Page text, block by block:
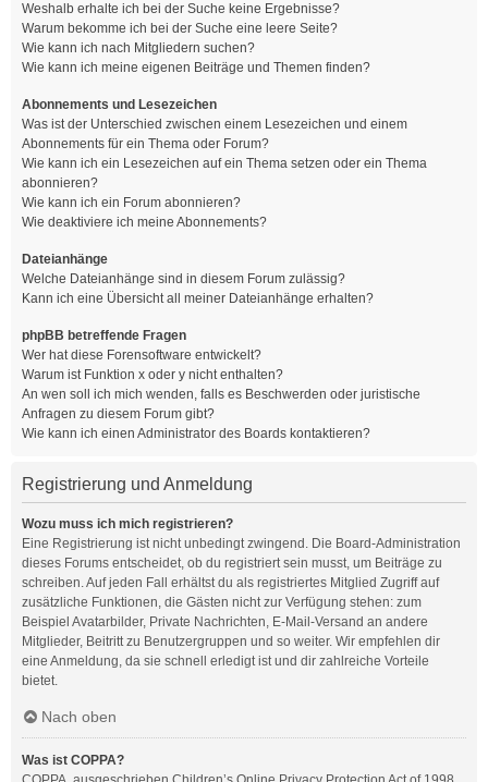
Weshalb erhalte ich bei der Suche keine Ergebnisse?
Warum bekomme ich bei der Suche eine leere Seite?
Wie kann ich nach Mitgliedern suchen?
Wie kann ich meine eigenen Beiträge und Themen finden?
Abonnements und Lesezeichen
Was ist der Unterschied zwischen einem Lesezeichen und einem
Abonnements für ein Thema oder Forum?
Wie kann ich ein Lesezeichen auf ein Thema setzen oder ein Thema
abonnieren?
Wie kann ich ein Forum abonnieren?
Wie deaktiviere ich meine Abonnements?
Dateianhänge
Welche Dateianhänge sind in diesem Forum zulässig?
Kann ich eine Übersicht all meiner Dateianhänge erhalten?
phpBB betreffende Fragen
Wer hat diese Forensoftware entwickelt?
Warum ist Funktion x oder y nicht enthalten?
An wen soll ich mich wenden, falls es Beschwerden oder juristische
Anfragen zu diesem Forum gibt?
Wie kann ich einen Administrator des Boards kontaktieren?
Registrierung und Anmeldung
Wozu muss ich mich registrieren?
Eine Registrierung ist nicht unbedingt zwingend. Die Board-Administration
dieses Forums entscheidet, ob du registriert sein musst, um Beiträge zu
schreiben. Auf jeden Fall erhältst du als registriertes Mitglied Zugriff auf
zusätzliche Funktionen, die Gästen nicht zur Verfügung stehen: zum
Beispiel Avatarbilder, Private Nachrichten, E-Mail-Versand an andere
Mitglieder, Beitritt zu Benutzergruppen und so weiter. Wir empfehlen dir
eine Anmeldung, da sie schnell erledigt ist und dir zahlreiche Vorteile
bietet.
Nach oben
Was ist COPPA?